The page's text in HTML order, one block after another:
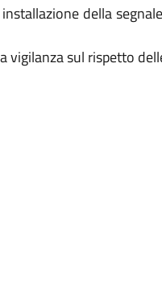
della
vigilanza sul rispetto